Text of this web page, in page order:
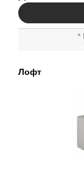
*
Лофт